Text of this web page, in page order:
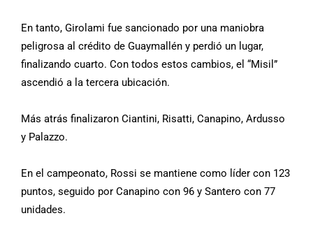
En tanto, Girolami fue sancionado por una maniobra
peligrosa al crédito de Guaymallén y perdió un lugar,
finalizando cuarto. Con todos estos cambios, el “Misil”
ascendió a la tercera ubicación.
Más atrás finalizaron Ciantini, Risatti, Canapino, Ardusso
y Palazzo.
En el campeonato, Rossi se mantiene como líder con 123
puntos, seguido por Canapino con 96 y Santero con 77
unidades.